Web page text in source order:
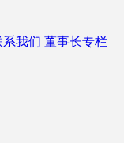
系我们 董事长专栏